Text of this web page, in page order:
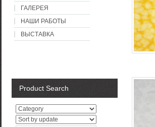
ГАЛЕРЕЯ
НАШИ РАБОТЫ
ВЫСТАВКА
Product Search